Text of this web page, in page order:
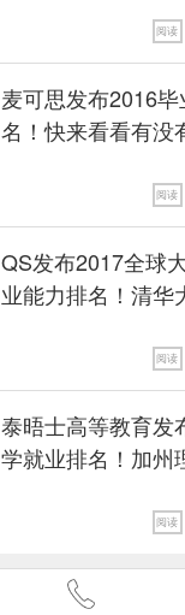
阅读
麦可思发布2016
名！快来看看有没
阅读
QS发布2017全球
业能力排名！清华
阅读
泰晤士高等教育发
学就业排名！加州
阅读